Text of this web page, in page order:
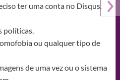
ter uma conta no Disqus.
políticas.
ou qualquer tipo de
de uma vez ou o sistema